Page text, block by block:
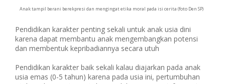
Anak tampil berani berekpresi dan mengingat etika moral pada isi cerita (foto Den SP)
Pendidikan karakter penting sekali untuk anak usia dini
karena dapat membantu anak mengembangkan potensi
dan membentuk kepribadiannya secara utuh
Pendidikan karakter baik sekali kalau diajarkan pada anak
usia emas (0-5 tahun) karena pada usia ini, pertumbuhan